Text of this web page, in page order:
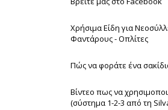
Χρήσιμα Είδη για
Φαντάρους - Οπλίτες
Πώς να φοράτε ένα
Βίντεο πως να
(σύστημα 1-2-3 από τη